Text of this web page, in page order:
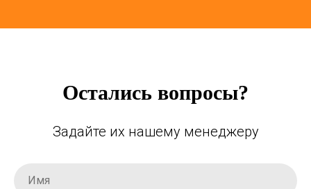
Остались вопросы?
Задайте их нашему менеджеру